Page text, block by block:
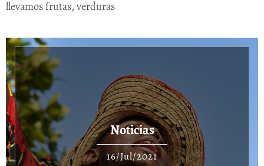
llevamos frutas, verduras
Noticias
16/Jul/2021